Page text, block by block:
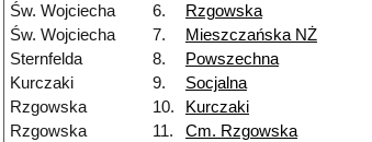
Św. Wojciecha
6. Rzgowska
Św. Wojciecha
7. Mieszczańska NŻ
Sternfelda
8. Powszechna
Kurczaki
9. Socjalna
Rzgowska
10. Kurczaki
Rzgowska
11. Cm. Rzgowska